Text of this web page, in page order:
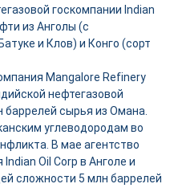
госкомпании Indian
из Анголы (с
и Клов) и Конго (сорт
Mangalore Refinery
нефтегазовой
баррелей сырья из Омана.
углеводородам во
В мае агентство
Oil Corp в Анголе и
сложности 5 млн баррелей